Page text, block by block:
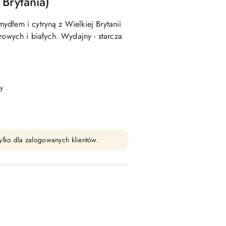
i cytryną z Wielkiej Brytanii
i białych. Wydajny - starcza
dla zalogowanych klientów.